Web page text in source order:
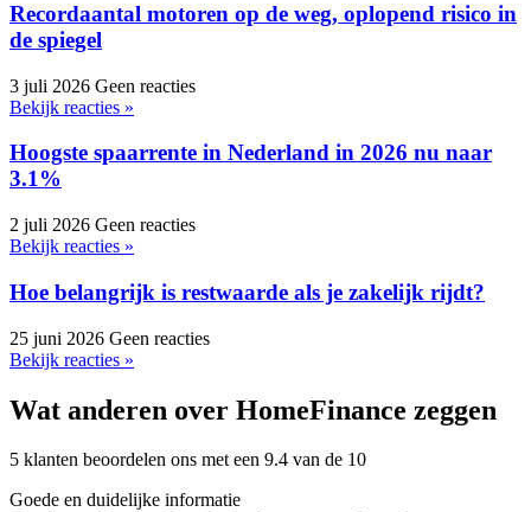
Recordaantal motoren op de weg, oplopend risico in
de spiegel
3 juli 2026 Geen reacties
Bekijk reacties »
Hoogste spaarrente in Nederland in 2026 nu naar
3.1%
2 juli 2026 Geen reacties
Bekijk reacties »
Hoe belangrijk is restwaarde als je zakelijk rijdt?
25 juni 2026 Geen reacties
Bekijk reacties »
Wat anderen over HomeFinance zeggen
5 klanten beoordelen ons met een 9.4 van de 10
Goede en duidelijke informatie